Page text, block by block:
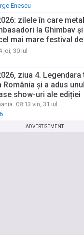
Enescu
zilele în care
la Ghimbav
mai mare festival
Est
joi, 30 iul
ziua 4. Legendara
și a adus
show-uri ale ediției
08:13 vin, 31 iul
ADVERTISEMENT